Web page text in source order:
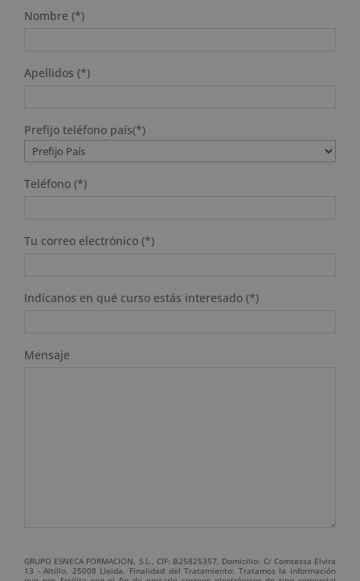
Nombre (*)
Apellidos (*)
Prefijo teléfono país(*)
Teléfono (*)
Tu correo electrónico (*)
Indícanos en qué curso estás interesado (*)
Mensaje
GRUPO ESNECA FORMACIÓN, S.L., CIF: B25825357, Domicilio: C/ Comtessa Elvira
13 - Altillo, 25008 Lleida. Finalidad del Tratamiento: Tratamos la información